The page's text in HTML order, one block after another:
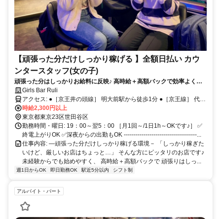
【頑張った分だけしっかり稼げる 】全額日払い カウ
ンタースタッフ(女の子)
頑張った分はしっかりお給料に反映♪ 高時給＋高額バックで効率よく稼
げます◎未経験でも安心して始められるサポート体制をご用意！【時給
2,300円以上】【全額日払いOK】【送りあり】【履歴書不要】
Girls Bar Ruli
アクセス: ●［京王井の頭線］ 明大前駅から徒歩1分 ●［京王線］ 代田
橋駅から徒歩13分 ●［東急世田谷線］ 下高井戸駅から徒歩15分
時給2,300円以上
東京都東京23区世田谷区
勤務時間・曜日: 19：00～翌5：00 ［月1回～/1日1h～OKです♪］ ✅
終電上がりOK ✅深夜からの出勤もOK -------------------------------------...
仕事内容: ―頑張った分だけしっかり稼げる環境－ 「しっかり稼ぎた
いけど、厳しいお店はちょっと…」 そんな方にピッタリのお店です♪
未経験からでも始めやすく、 高時給＋高額バックで 頑張りはしっ...
週1日からOK 即日勤務OK 駅近5分以内 シフト制
アルバイト・パート